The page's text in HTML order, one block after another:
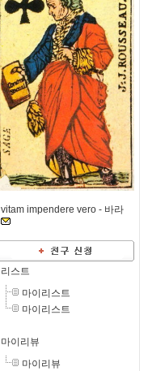
vitam impendere vero - 바라
리스트
마이리스트
마이리스트
마이리뷰
마이리뷰